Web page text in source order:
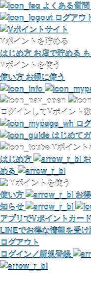
よくある質問
ログアウ
Vポイントを貯める
はじめ方 お店で貯める
Vポイントを使う
使い方 お得に使う
ログインしてVポイント
ロ
はじめて
Vポイント
はじめ方
める
Vポイントを使う
使い方
お
知らせ
アプリでVポイントカー
LINEでお得な情報を受け
ログアウト
ログイン／新規登録